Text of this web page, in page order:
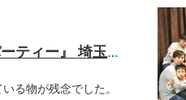
開催しました! 『新築お披露目パーティー』 埼玉県新座市 K様宅
る物が残念でした。